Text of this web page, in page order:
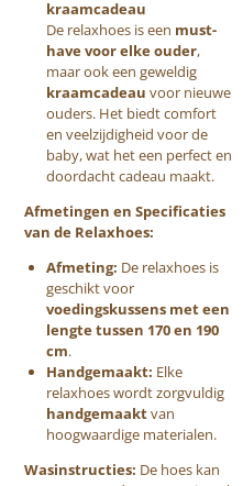
kraamcadeau
De relaxhoes is een must-
have voor elke ouder,
maar ook een geweldig
kraamcadeau voor nieuwe
ouders. Het biedt comfort
en veelzijdigheid voor de
baby, wat het een perfect en
doordacht cadeau maakt.
Afmetingen en Specificaties
van de Relaxhoes:
Afmeting: De relaxhoes is
geschikt voor
voedingskussens met een
lengte tussen 170 en 190
cm.
Handgemaakt: Elke
relaxhoes wordt zorgvuldig
handgemaaktvan
hoogwaardige materialen.
Wasinstructies: De hoes kan